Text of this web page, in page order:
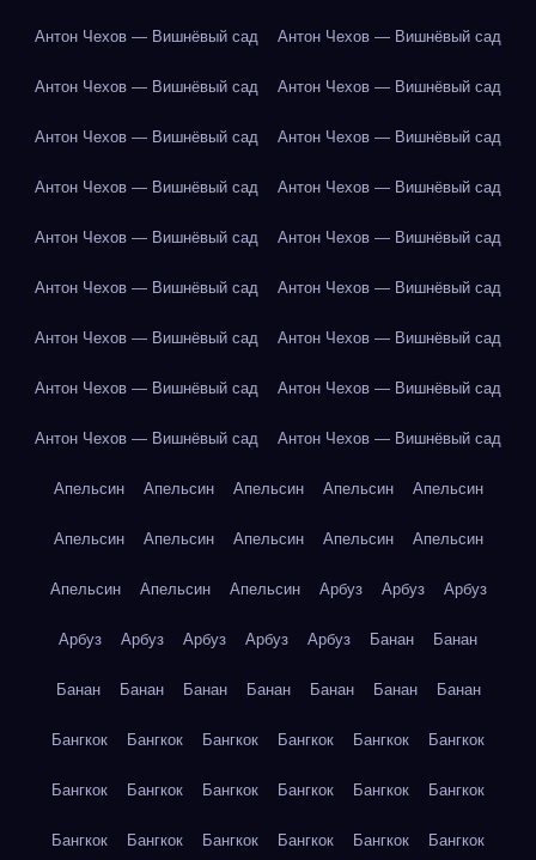
Антон Чехов — Вишнёвый сад Антон Чехов — Вишнёвый сад
Антон Чехов — Вишнёвый сад Антон Чехов — Вишнёвый сад
Антон Чехов — Вишнёвый сад Антон Чехов — Вишнёвый сад
Антон Чехов — Вишнёвый сад Антон Чехов — Вишнёвый сад
Антон Чехов — Вишнёвый сад Антон Чехов — Вишнёвый сад
Антон Чехов — Вишнёвый сад Антон Чехов — Вишнёвый сад
Антон Чехов — Вишнёвый сад Антон Чехов — Вишнёвый сад
Антон Чехов — Вишнёвый сад Антон Чехов — Вишнёвый сад
Антон Чехов — Вишнёвый сад Антон Чехов — Вишнёвый сад
Апельсин Апельсин Апельсин Апельсин Апельсин
Апельсин Апельсин Апельсин Апельсин Апельсин
Апельсин Апельсин Апельсин Арбуз Арбуз Арбуз
Арбуз Арбуз Арбуз Арбуз Арбуз Банан Банан
Банан Банан Банан Банан Банан Банан Банан
Бангкок Бангкок Бангкок Бангкок Бангкок Бангкок
Бангкок Бангкок Бангкок Бангкок Бангкок Бангкок
Бангкок Бангкок Бангкок Бангкок Бангкок Бангкок